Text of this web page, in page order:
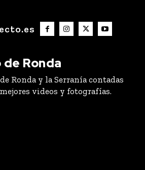
Ronda
Ronda y la Serranía contadas
videos y fotografías.